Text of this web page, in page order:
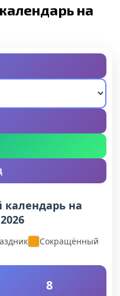
на
календарь на
Сокращённый
8